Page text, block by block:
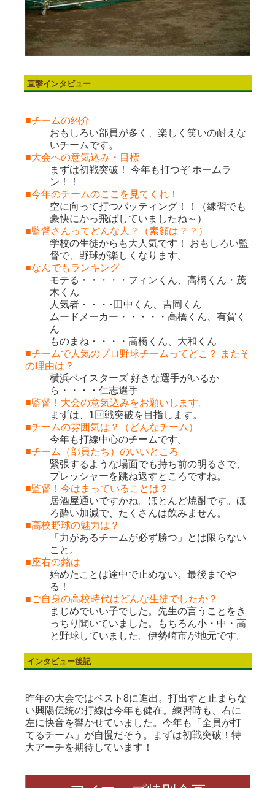
直撃インタビュー
■チームの紹介
おもしろい部員が多く、楽しく笑いの耐えな
いチームです。
■大会への意気込み・目標
まずは初戦突破！ 今年も打つぞ ホームラ
ン！！
■今年のチームのここを見てくれ！
空に向って打つバッティング！！（練習でも
豪快にかっ飛ばしていましたね～）
■監督さんってどんな人？（素顔は？？）
学校の生徒からも大人気です！ おもしろい監
督で、野球が楽しくなります。
■なんでもランキング
モテる・・・・・フィンくん、高橋くん・茂
木くん
人気者・・・･田中くん、吉岡くん
ムードメーカー・・・・・高橋くん、有賀く
ん
ものまね・・・・高橋くん、大和くん
■チームで人気のプロ野球チームってどこ？ またそ
の理由は？
横浜ベイスターズ 好きな選手がいるか
ら・・・・仁志選手
■監督！大会の意気込みをお願いします。
まずは、1回戦突破を目指します。
■チームの雰囲気は？（どんなチーム）
今年も打線中心のチームです。
■チーム（部員たち）のいいところ
緊張するような場面でも持ち前の明るさで、
プレッシャーを跳ね返すところですね。
■監督！今はまっていることは？
居酒屋通いですかね。ほとんど焼酎です。ほ
ろ酔い加減で、たくさんは飲みません。
■高校野球の魅力は？
「力があるチームが必ず勝つ」とは限らない
こと。
■座右の銘は
始めたことは途中で止めない。最後までや
る！
■ご自身の高校時代はどんな生徒でしたか？
まじめでいい子でした。先生の言うことをき
っちり聞いていました。もちろん小・中・高
と野球していました。伊勢崎市が地元です。
インタビュー後記
昨年の大会ではベスト8に進出。打出すと止まらな
い興陽伝統の打線は今年も健在。練習時も、右に
左に快音を響かせていました。今年も「全員が打
てるチーム」が自慢だそう。まずは初戦突破！特
大アーチを期待しています！